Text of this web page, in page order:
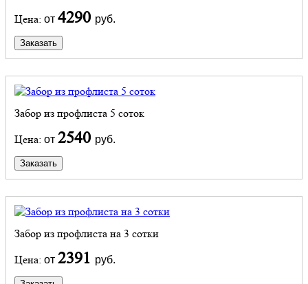
Цена: от 4290 руб.
Заказать
Забор из профлиста 5 соток
Цена: от 2540 руб.
Заказать
Забор из профлиста на 3 сотки
Цена: от 2391 руб.